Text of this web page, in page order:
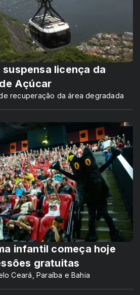
licença da
Açúcar
recuperação da área degradada
infantil começa hoje
gratuitas
Ceará, Paraíba e Bahia